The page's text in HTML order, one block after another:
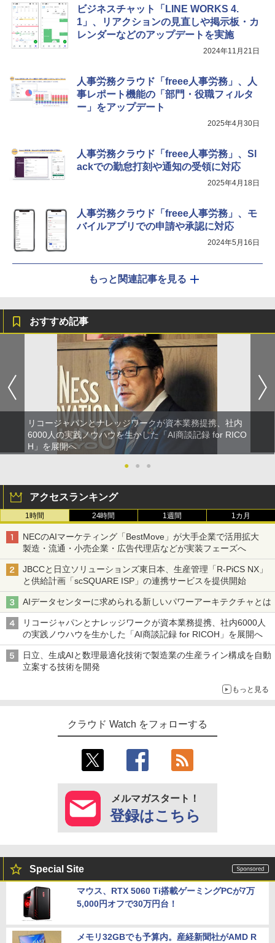
ビジネスチャット「LINE WORKS 4.
1」、リアクションの見直しや掲示板・カ
レンダーなどのアップデートを実施
2024年11月21日
人事労務クラウド「freee人事労務」、人
事レポート機能の「部門・役職フィルタ
ー」をアップデート
2025年4月30日
人事労務クラウド「freee人事労務」、Sl
ackでの勤怠打刻や通知の受領に対応
2025年4月18日
人事労務クラウド「freee人事労務」、モ
バイルアプリでの申請や承認に対応
2024年5月16日
もっと関連記事を見る
おすすめ記事
リコージャパンとナレッジワークが資本業務提携、社内
6000人の実践ノウハウを生かした「AI商談記録 for RICO
H」を展開へ
●
● ●
アクセスランキング
1時間 24時間 1週間 1カ月
NECのAIマーケティング「BestMove」が大手企業で活用拡大
製造・流通・小売企業・広告代理店などが実装フェーズへ
JBCCと日立ソリューションズ東日本、生産管理「R-PiCS NX」
と供給計画「scSQUARE ISP」の連携サービスを提供開始
AIデータセンターに求められる新しいパワーアーキテクチャとは
リコージャパンとナレッジワークが資本業務提携、社内6000人
の実践ノウハウを生かした「AI商談記録 for RICOH」を展開へ
日立、生成AIと数理最適化技術で製造業の生産ライン構成を自動
立案する技術を開発
もっと見る
クラウド Watch をフォローする
メルマガスタート！
登録はこちら
Special Site
マウス、RTX 5060 Ti搭載ゲーミングPCが7万
5,000円オフで30万円台！
メモリ32GBでも予算内。産経新聞社がAMD R